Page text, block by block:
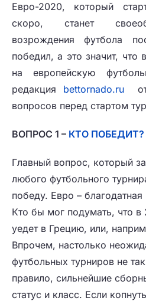
Евро-2020, который
скоро, станет
возрождения футбола
победил, а это значит, что
на европейскую
редакция bettornado.ru
вопросов перед стартом
ВОПРОС 1 – КТО ПОБЕДИТ?
Главный вопрос, который
любого футбольного
победу. Евро –
Кто бы мог подумать, что в
уедет в Грецию, или,
Впрочем, настолько
футбольных турниров не
правило, сильнейшие
статус и класс. Если